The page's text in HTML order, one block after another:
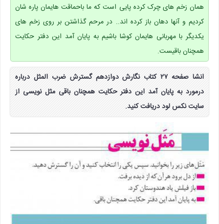
همان زخم های چرک کرده پایی است که ما باحماقت هایمان پاره شان
کردیم و آنها دهان باز کرده اند.. در مرحم گذاشتن بر روی زخم های
یکدیگر با مهربانی هایمان کوشا باشیم به پایان آمد این دفتر حکایت
همچنان باقیست.
انشا صفحه ۲۷ کتاب نگارش دوازدهم گسترش ضرب المثل درباره
درمورد به پایان آمد این دفتر حکایت همچنان باقی مثل نویسی از
سایت نکس لود دریافت کنید.